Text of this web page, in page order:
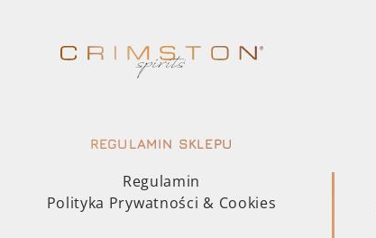
REGULAMIN SKLEPU
Regulamin
Polityka Prywatności & Cookies